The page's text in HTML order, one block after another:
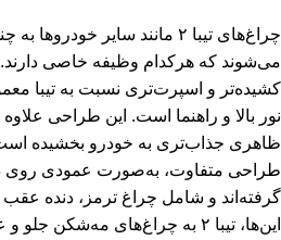
چراغ‌های تیبا ۲ مانند سایر
می‌شوند که هرکدام وظیفه خاصی
کشیده‌تر و اسپرت‌تری نسبت به تیبا
نور بالا و راهنما است. این طراحی علاوه
طراحی متفاوت، به‌صورت عمودی روی
گرفته‌اند و شامل چراغ ترمز، دنده عقب
این‌ها، تیبا ۲ به چراغ‌های